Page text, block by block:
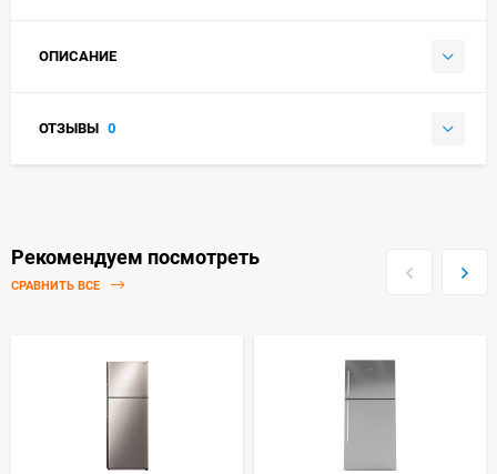
ОПИСАНИЕ
ОТЗЫВЫ 0
Рекомендуем посмотреть
СРАВНИТЬ ВСЕ